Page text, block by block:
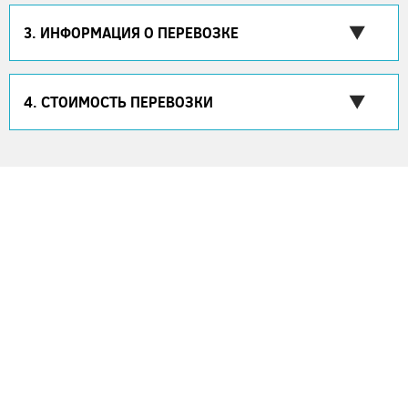
3. ИНФОРМАЦИЯ О ПЕРЕВОЗКЕ
4. СТОИМОСТЬ ПЕРЕВОЗКИ